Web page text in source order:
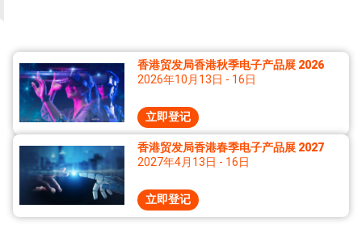
香港贸发局香港秋季电子产品展 2026
2026年10月13日 - 16日
立即登记
香港贸发局香港春季电子产品展 2027
2027年4月13日 - 16日
立即登记